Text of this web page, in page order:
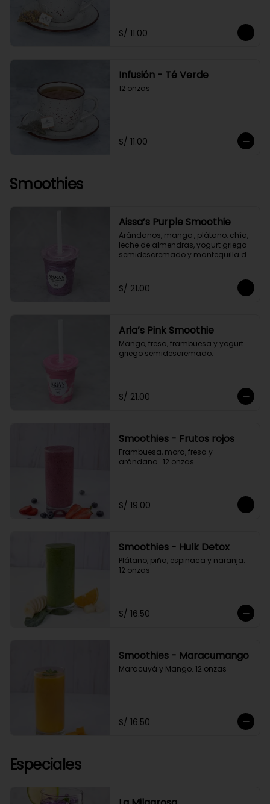
S/ 11.00
Infusión - Té Verde
12 onzas
S/ 11.00
Smoothies
Aissa’s Purple Smoothie
Arándanos, mango , plátano, chía,
leche de almendras, yogurt griego
semidescremado y mantequilla de
S/ 21.00
Aria’s Pink Smoothie
Mango, fresa, frambuesa y yogurt
griego semidescremado.
S/ 21.00
Smoothies - Frutos rojos
Frambuesa, mora, fresa y
arándano.  12 onzas
S/ 19.00
Smoothies - Hulk Detox
Plátano, piña, espinaca y naranja.
12 onzas
S/ 16.50
Smoothies - Maracumango
Maracuyá y Mango. 12 onzas
S/ 16.50
Especiales